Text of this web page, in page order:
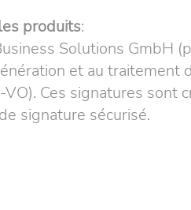
produits:
Solutions GmbH
et au
VO). Ces signatures
signature sécurisé.